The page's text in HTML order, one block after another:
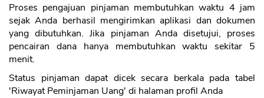
Proses pengajuan pinjaman membutuhkan waktu 4 jam
sejak Anda berhasil mengirimkan aplikasi dan dokumen
yang dibutuhkan. Jika pinjaman Anda disetujui, proses
pencairan dana hanya membutuhkan waktu sekitar 5
menit.
Status pinjaman dapat dicek secara berkala pada tabel
'Riwayat Peminjaman Uang' di halaman profil Anda